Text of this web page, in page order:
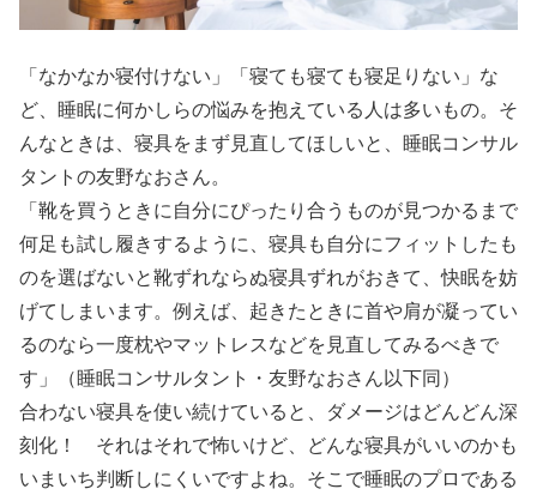
「なかなか寝付けない」「寝ても寝ても寝足りない」な
ど、睡眠に何かしらの悩みを抱えている人は多いもの。そ
んなときは、寝具をまず見直してほしいと、睡眠コンサル
タントの友野なおさん。
「靴を買うときに自分にぴったり合うものが見つかるまで
何足も試し履きするように、寝具も自分にフィットしたも
のを選ばないと靴ずれならぬ寝具ずれがおきて、快眠を妨
げてしまいます。例えば、起きたときに首や肩が凝ってい
るのなら一度枕やマットレスなどを見直してみるべきで
す」（睡眠コンサルタント・友野なおさん以下同）
合わない寝具を使い続けていると、ダメージはどんどん深
刻化！ それはそれで怖いけど、どんな寝具がいいのかも
いまいち判断しにくいですよね。そこで睡眠のプロである